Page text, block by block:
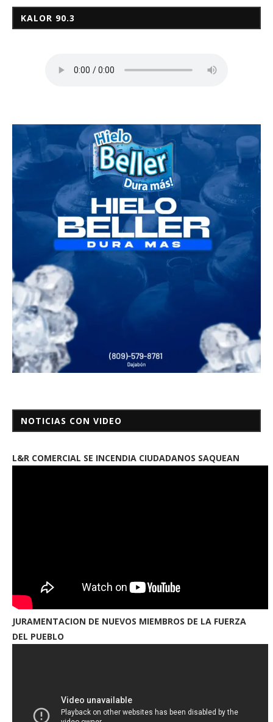
KALOR 90.3
NOTICIAS CON VIDEO
L&R COMERCIAL SE INCENDIA CIUDADANOS SAQUEAN
JURAMENTACION DE NUEVOS MIEMBROS DE LA FUERZA
DEL PUEBLO